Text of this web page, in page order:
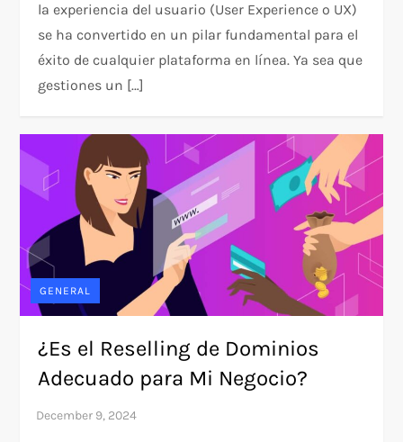
la experiencia del usuario (User Experience o UX)
se ha convertido en un pilar fundamental para el
éxito de cualquier plataforma en línea. Ya sea que
gestiones un […]
GENERAL
¿Es el Reselling de Dominios
Adecuado para Mi Negocio?